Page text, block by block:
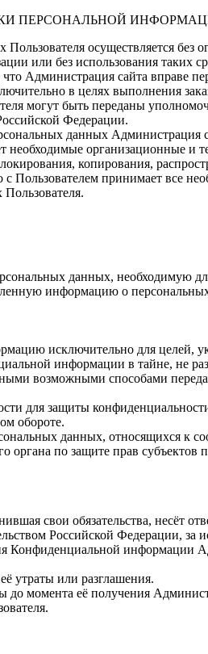
ПЕРСОНАЛЬНОЙ
Пользователя осуществляется
или без использования таких
что Администрация сайта вправе
в целях выполнения
могут быть переданы
Федерации.
данных Администрация
необходимые организационные и
копирования,
с Пользователем принимает все
данных, необходимую
информацию о
исключительно для целей,
информации в тайне, не
возможными способами
для защиты
обороте.
данных, относящихся к
органа по защите прав
свои обязательства, несёт
Российской Федерации,
Конфиденциальной информации
утраты или разглашения.
до момента её получения